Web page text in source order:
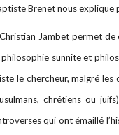
Brenet nous explique
Jambet permet
sunnite et
le chercheur, malgré
chrétiens ou
qui ont émaillé